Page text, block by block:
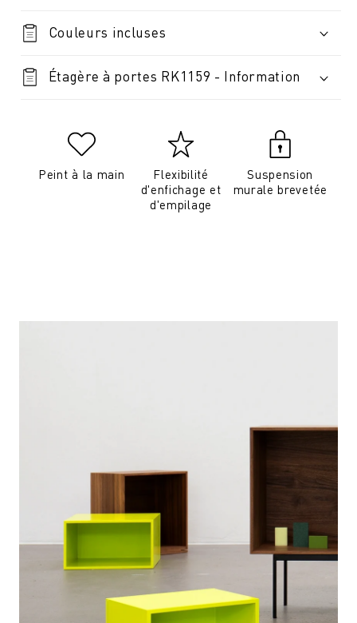
Couleurs incluses
Étagère à portes RK1159 - Information
Peint à la main
Flexibilité
d'enfichage et
d'empilage
Suspension
murale brevetée